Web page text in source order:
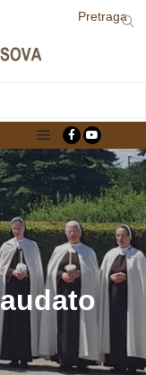
Pretraga
Main menu